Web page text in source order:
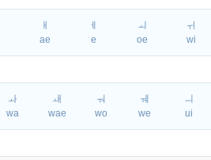
ㅐ
ae
ㅔ
e
ㅚ
oe
ㅟ
wi
ㅘ
wa
ㅙ
wae
ㅝ
wo
ㅞ
we
ㅢ
ui